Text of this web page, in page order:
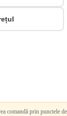
comandă prin punctele de